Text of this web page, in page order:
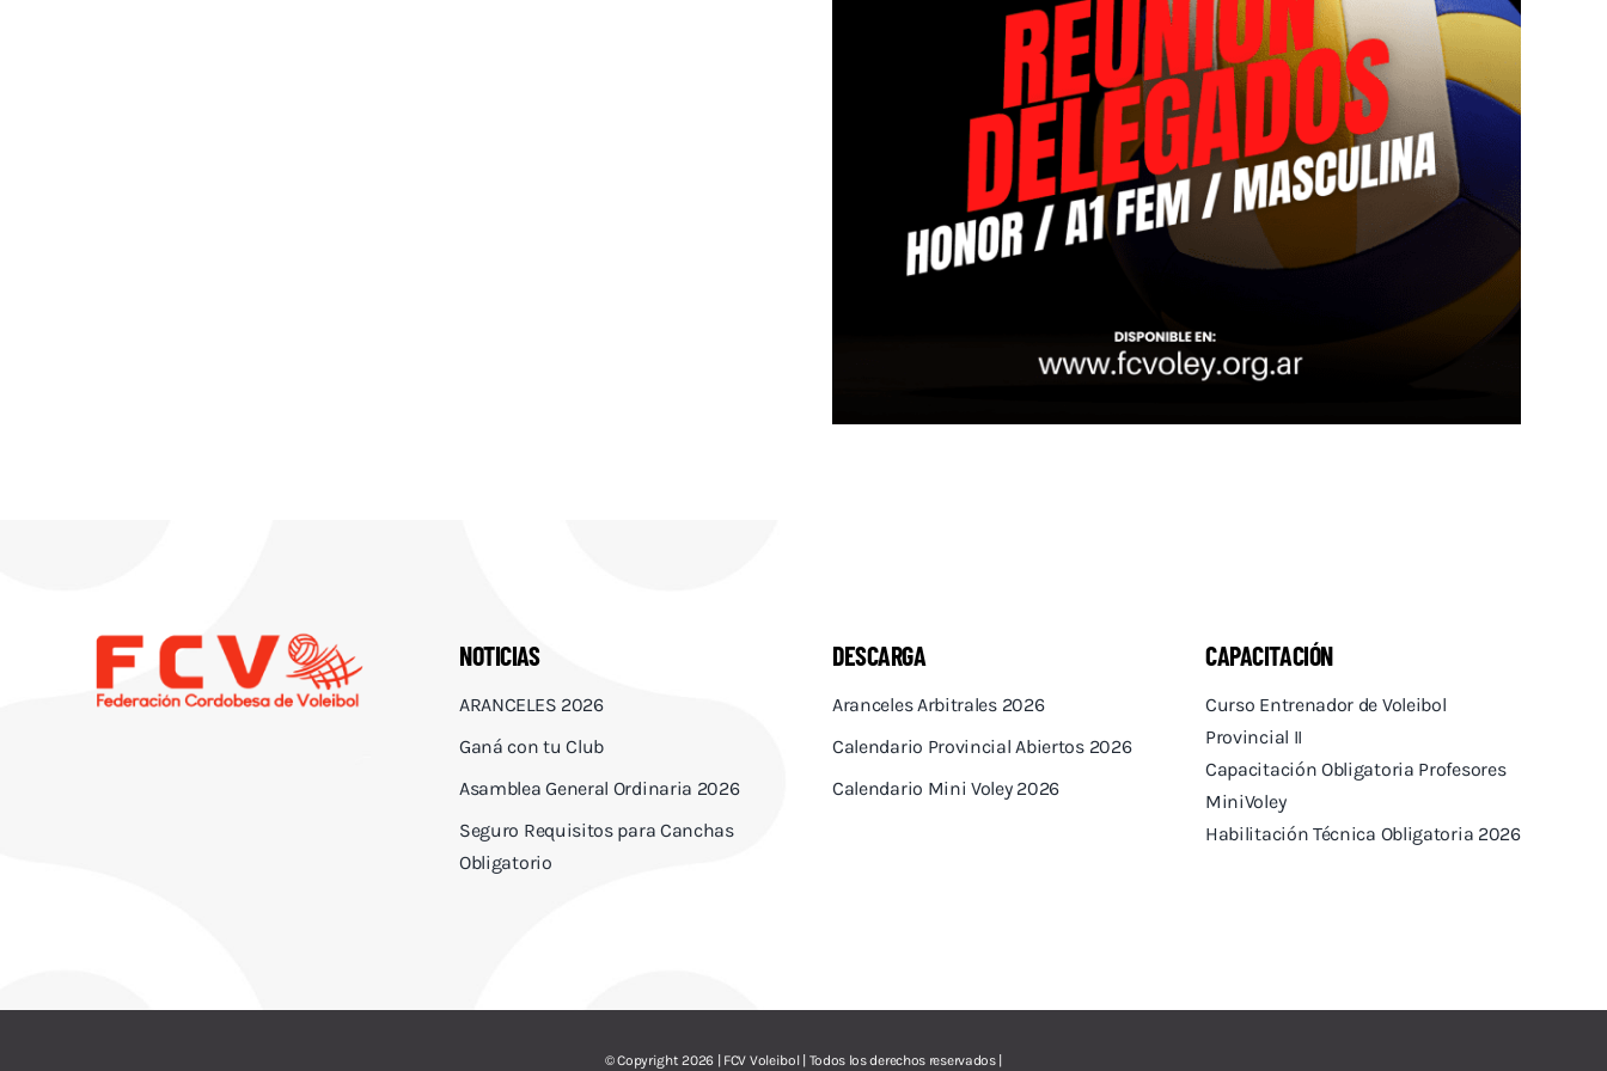
NOTICIAS
ARANCELES 2026
Ganá con tu Club
Asamblea General Ordinaria 2026
Seguro Requisitos para Canchas
Obligatorio
DESCARGA
Aranceles Arbitrales 2026
Calendario Provincial Abiertos 2026
Calendario Mini Voley 2026
CAPACITACIÓN
Curso Entrenador de Voleibol
Provincial II
Capacitación Obligatoria Profesores
MiniVoley
Habilitación Técnica Obligatoria 2026
© Copyright 2026 | FCV Voleibol | Todos los derechos reservados |